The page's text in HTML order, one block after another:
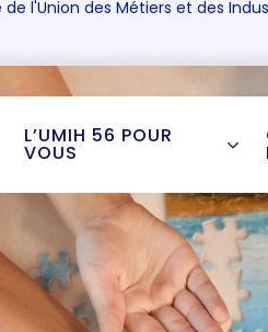
de l'Union des Métiers et des
L’UMIH 56 POUR
VOUS